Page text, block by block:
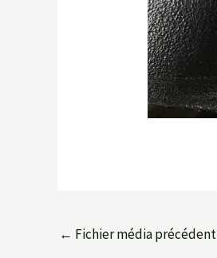
← Fichier média précédent